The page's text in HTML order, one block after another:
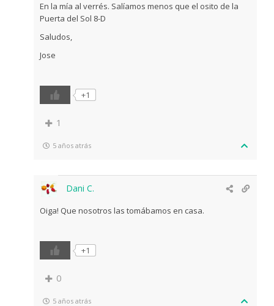
En la mía al verrés. Salíamos menos que el osito de la
Puerta del Sol 8-D
Saludos,
Jose
+1
1
5 años atrás
Dani C.
Oiga! Que nosotros las tomábamos en casa.
+1
0
5 años atrás